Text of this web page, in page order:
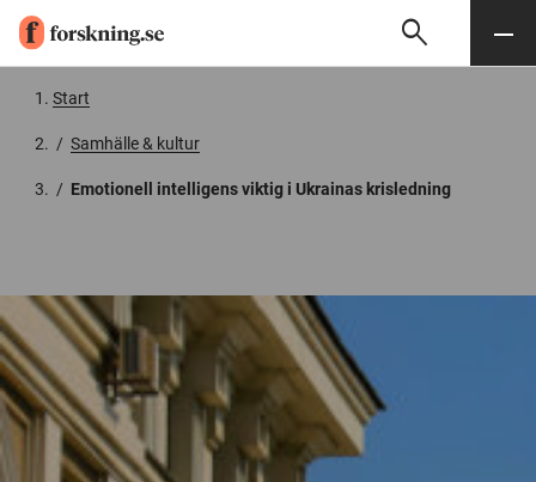
Söksearch Meny
Start
/ Samhälle & kultur
/ Emotionell intelligens viktig i Ukrainas krisledning